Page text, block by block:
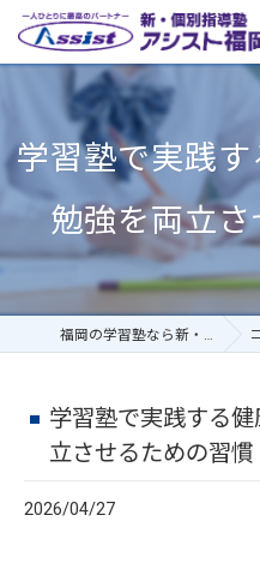
学習塾で実践
勉強を両立
福岡の学習塾なら新・個別指導塾アシスト福岡 コ
学習塾で実践する
立させるための習慣
2026/04/27